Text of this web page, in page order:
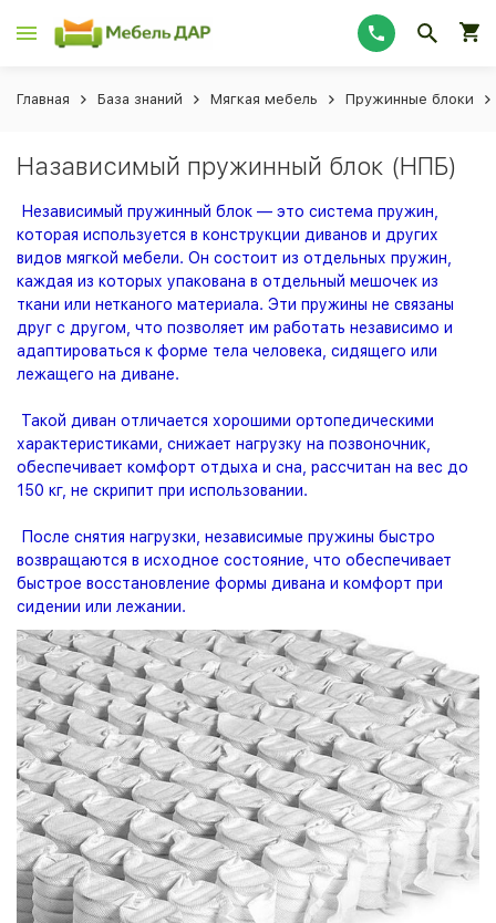
Главная База знаний Мягкая мебель Пружинные блоки
Назависимый пружинный блок (НПБ)
Независимый пружинный блок — это система пружин,
которая используется в конструкции диванов и других
видов мягкой мебели. Он состоит из отдельных пружин,
каждая из которых упакована в отдельный мешочек из
ткани или нетканого материала. Эти пружины не связаны
друг с другом, что позволяет им работать независимо и
адаптироваться к форме тела человека, сидящего или
лежащего на диване.
Такой диван отличается хорошими ортопедическими
характеристиками, снижает нагрузку на позвоночник,
обеспечивает комфорт отдыха и сна, рассчитан на вес до
150 кг, не скрипит при использовании.
После снятия нагрузки, независимые пружины быстро
возвращаются в исходное состояние, что обеспечивает
быстрое восстановление формы дивана и комфорт при
сидении или лежании.